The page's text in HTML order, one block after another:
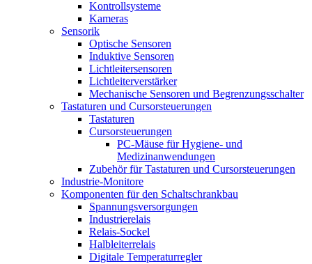
Kontrollsysteme
Kameras
Sensorik
Optische Sensoren
Induktive Sensoren
Lichtleitersensoren
Lichtleiterverstärker
Mechanische Sensoren und Begrenzungsschalter
Tastaturen und Cursorsteuerungen
Tastaturen
Cursorsteuerungen
PC-Mäuse für Hygiene- und
Medizinanwendungen
Zubehör für Tastaturen und Cursorsteuerungen
Industrie-Monitore
Komponenten für den Schaltschrankbau
Spannungsversorgungen
Industrierelais
Relais-Sockel
Halbleiterrelais
Digitale Temperaturregler